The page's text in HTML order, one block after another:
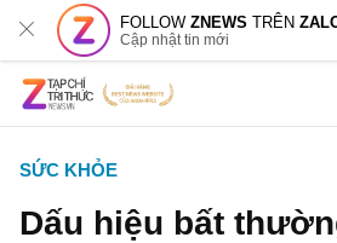
FOLLOWZNEWS TRÊN
Cập nhật tin mới
SỨC KHỎE
Dấu hiệu bất